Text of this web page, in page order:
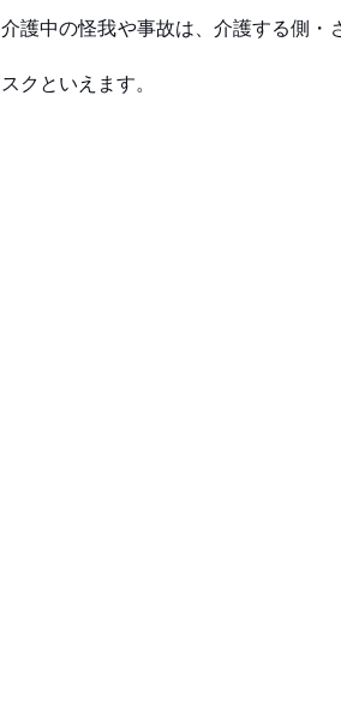
介護中の怪我や事故は、介護する側・
スクといえます。